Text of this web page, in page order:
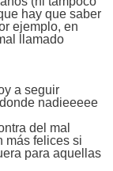
hay que saber
ejemplo, en
llamado
a seguir
nadieeeee
del mal
más felices si
para aquellas